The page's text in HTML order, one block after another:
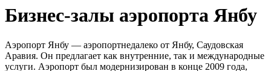
Бизнес-залы аэропорта Янбу
Аэропорт Янбу — аэропортнедалеко от Янбу, Саудовская
Аравия. Он предлагает как внутренние, так и международные
услуги. Аэропорт был модернизирован в конце 2009 года,